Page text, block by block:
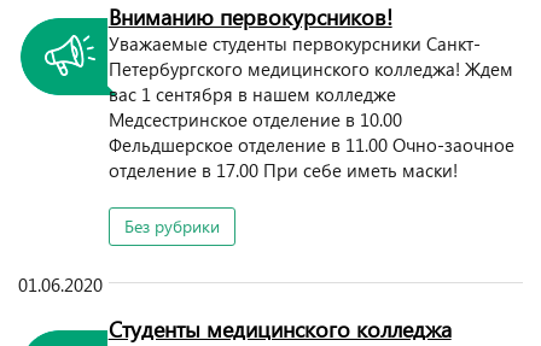
Вниманию первокурсников!
Уважаемые студенты первокурсники Санкт-
Петербургского медицинского колледжа! Ждем
вас 1 сентября в нашем колледже
Медсестринское отделение в 10.00
Фельдшерское отделение в 11.00 Очно-заочное
отделение в 17.00 При себе иметь маски!
Без рубрики
01.06.2020
Студенты медицинского колледжа